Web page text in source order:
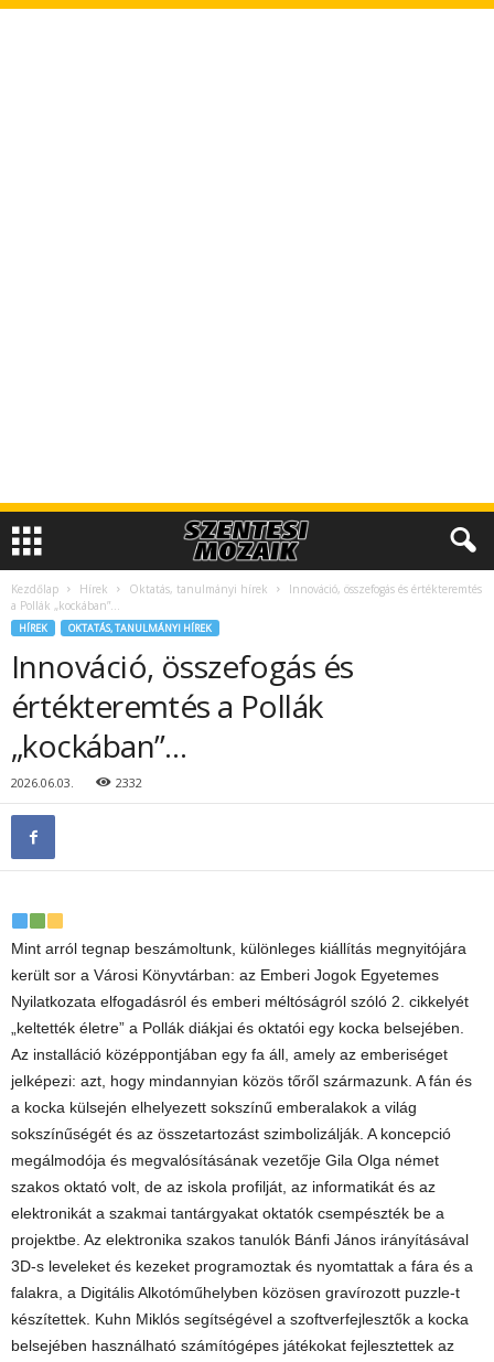
Kezdőlap Hírek Oktatás, tanulmányi hírek
Innováció, összefogás és értékteremtés
a Pollák „kockában”…
HÍREK OKTATÁS, TANULMÁNYI HÍREK
Innováció, összefogás és
értékteremtés a Pollák
„kockában”…
2026.06.03. 2332
Mint arról tegnap beszámoltunk, különleges kiállítás megnyitójára
került sor a Városi Könyvtárban: az Emberi Jogok Egyetemes
Nyilatkozata elfogadásról és emberi méltóságról szóló 2. cikkelyét
„keltették életre” a Pollák diákjai és oktatói egy kocka belsejében.
Az installáció középpontjában egy fa áll, amely az emberiséget
jelképezi: azt, hogy mindannyian közös tőről származunk. A fán és
a kocka külsején elhelyezett sokszínű emberalakok a világ
sokszínűségét és az összetartozást szimbolizálják. A koncepció
megálmodója és megvalósításának vezetője Gila Olga német
szakos oktató volt, de az iskola profilját, az informatikát és az
elektronikát a szakmai tantárgyakat oktatók csempészték be a
projektbe. Az elektronika szakos tanulók Bánfi János irányításával
3D-s leveleket és kezeket programoztak és nyomtattak a fára és a
falakra, a Digitális Alkotóműhelyben közösen gravírozott puzzle-t
készítettek. Kuhn Miklós segítségével a szoftverfejlesztők a kocka
belsejében használható számítógépes játékokat fejlesztettek az